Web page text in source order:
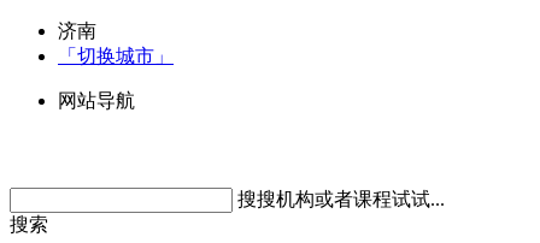
济南
「切换城市」
网站导航
搜搜机构或者课程试试...
搜索